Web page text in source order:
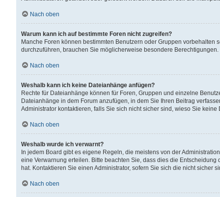
Nach oben
Warum kann ich auf bestimmte Foren nicht zugreifen?
Manche Foren können bestimmten Benutzern oder Gruppen
durchzuführen, brauchen Sie möglicherweise besondere
Nach oben
Weshalb kann ich keine Dateianhänge anfügen?
Rechte für Dateianhänge können für Foren, Gruppen und einzelne
Dateianhänge in dem Forum anzufügen, in dem Sie Ihren Beitrag
Administrator kontaktieren, falls Sie sich nicht sicher sind, wieso Sie
Nach oben
Weshalb wurde ich verwarnt?
In jedem Board gibt es eigene Regeln, die meistens von der
eine Verwarnung erteilen. Bitte beachten Sie, dass dies die
hat. Kontaktieren Sie einen Administrator, sofern Sie sich die nicht sicher
Nach oben